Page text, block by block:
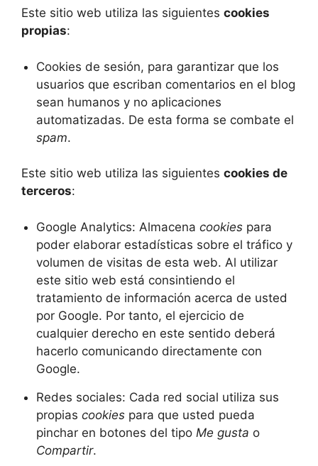
Este sitio web utiliza las siguientes cookies
propias:
Cookies de sesión, para garantizar que los
usuarios que escriban comentarios en el blog
sean humanos y no aplicaciones
automatizadas. De esta forma se combate el
spam.
Este sitio web utiliza las siguientes cookies de
terceros:
Google Analytics: Almacena cookies para
poder elaborar estadísticas sobre el tráfico y
volumen de visitas de esta web. Al utilizar
este sitio web está consintiendo el
tratamiento de información acerca de usted
por Google. Por tanto, el ejercicio de
cualquier derecho en este sentido deberá
hacerlo comunicando directamente con
Google.
Redes sociales: Cada red social utiliza sus
propias cookies para que usted pueda
pinchar en botones del tipo Me gusta o
Compartir.